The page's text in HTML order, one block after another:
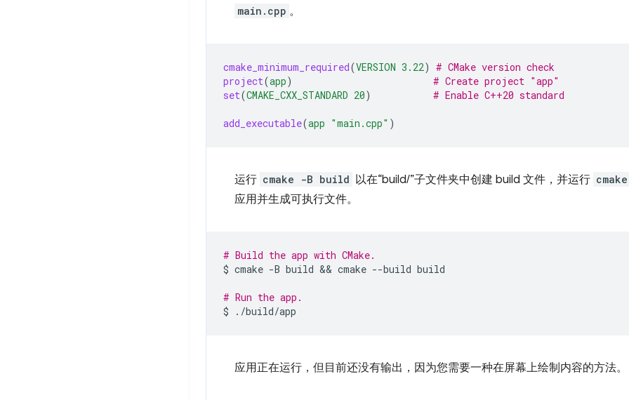
main.cpp 。
cmake_minimum_required(VERSION 3.22) # CMake version check
project(app)
# Create project "app"
set(CMAKE_CXX_STANDARD 20) # Enable C++20 standard
add_executable(app "main.cpp" )
运行 cmake -B build 以在“build/”子文件夹中创建 build 文件，并运行
应用并生成可执行文件。
# Build the app with CMake.
$ cmake -B build && cmake --build build
# Run the app.
$
应用正在运行，但目前还没有输出，因为您需要一种在屏幕上绘制内容的方法。